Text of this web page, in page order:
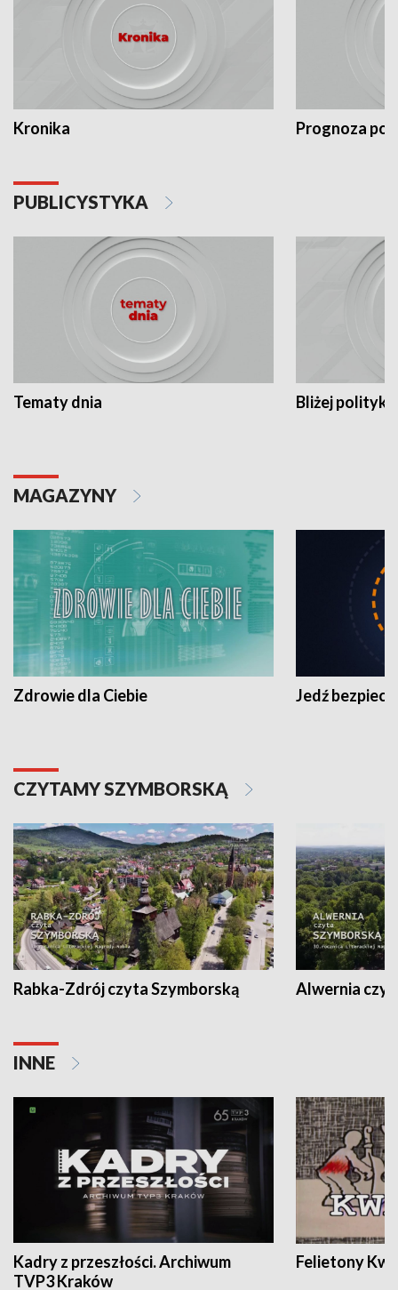
Kronika Prognoza
PUBLICYSTYKA
Tematy dnia Bliżej polityki
MAGAZYNY
Zdrowie dla Ciebie Jedź
CZYTAMY SZYMBORSKĄ
Rabka-Zdrój czyta Szymborską Alwernia
INNE
Kadry z przeszłości. Archiwum
TVP3 Kraków
Felietony